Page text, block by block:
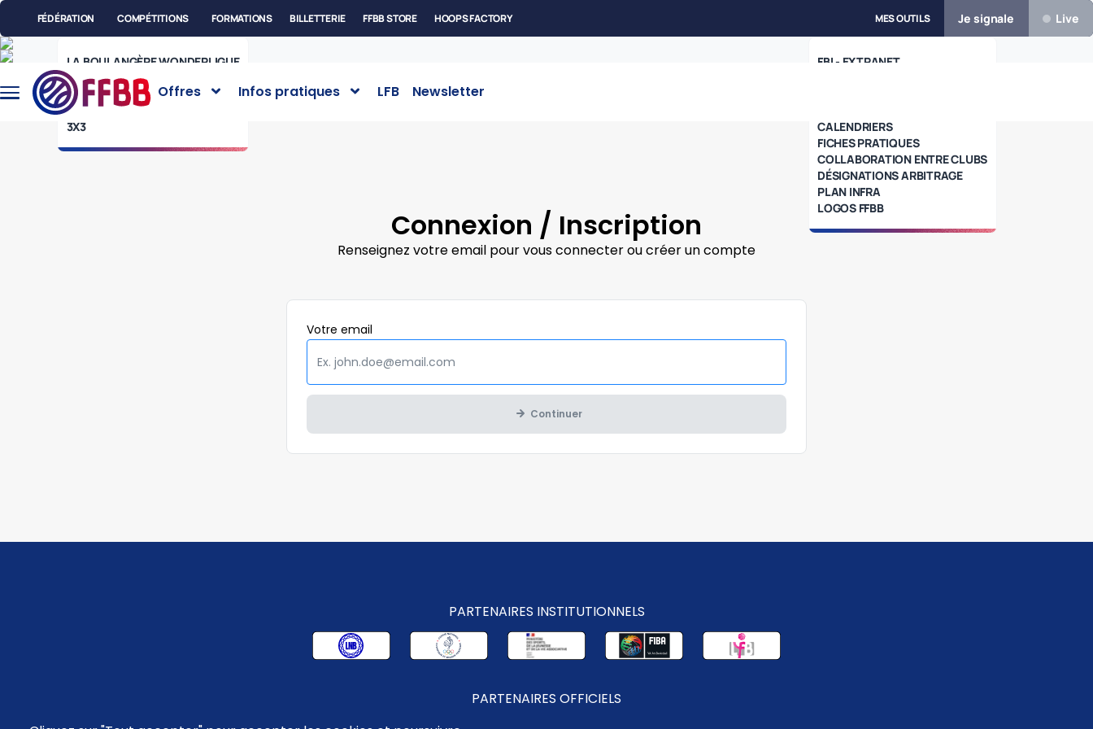
Aller au contenu principal
FÉDÉRATION COMPÉTITIONS
LA BOULANGÈRE WONDERLIGUE
LIGUE FÉMININE 2
NATIONALE MASCULINE 1
COUPE DE FRANCE
3X3
FORMATIONS BILLETTERIE FFBB STORE HOOPS FACTORY MES OUTILS
FBI - EXTRANET
CALENDRIERS
FICHES PRATIQUES
COLLABORATION ENTRE CLUBS
DÉSIGNATIONS ARBITRAGE
PLAN INFRA
LOGOS FFBB
Je signale Live
Menu
Offres Infos pratiques LFB Newsletter
Connexion / Inscription
Renseignez votre email pour vous connecter ou créer un compte
Votre email
Continuer
PARTENAIRES INSTITUTIONNELS
PARTENAIRES OFFICIELS